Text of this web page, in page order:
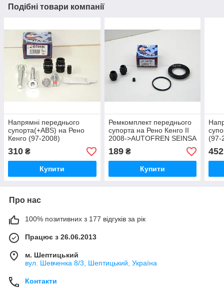
Подібні товари компанії
Напрямні переднього
супорта(+ABS) на Рено
Кенго (97-2008)
AUTOFREN (Іспанія)-
D7099C
310 ₴
Купити
Ремкомплект переднього
супорта на Рено Кенго II
2008->AUTOFREN SEINSA
(Іспанія)D4725
189₴
Купити
(97-
452
Про нас
100% позитивних з 177 відгуків за рік
Працює з 26.06.2013
м. Шептицький
вул. Шевченка 8/3, Шептицький, Україна
Контакти